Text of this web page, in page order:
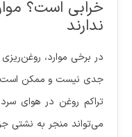
خرابی است؟
ندارند
در برخی موارد،
جدی نیست و ممکن است
تراکم روغن در هوای
می‌تواند منجر به نشتی